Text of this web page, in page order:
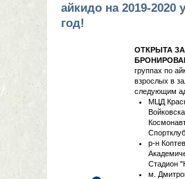
айкидо на 2019-2020
год!
ОТКРЫТА
группах по
взрослых в
следующим
МЦД
р-н
Стадион
м.